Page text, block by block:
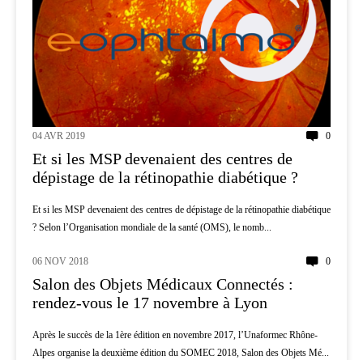
04 AVR 2019 0
Et si les MSP devenaient des centres de
dépistage de la rétinopathie diabétique ?
Et si les MSP devenaient des centres de dépistage de la rétinopathie diabétique
? Selon l’Organisation mondiale de la santé (OMS), le nomb...
INNOVATION
06 NOV 2018 0
Salon des Objets Médicaux Connectés :
rendez-vous le 17 novembre à Lyon
Après le succès de la 1ère édition en novembre 2017, l’Unaformec Rhône-
Alpes organise la deuxième édition du SOMEC 2018, Salon des Objets Mé...